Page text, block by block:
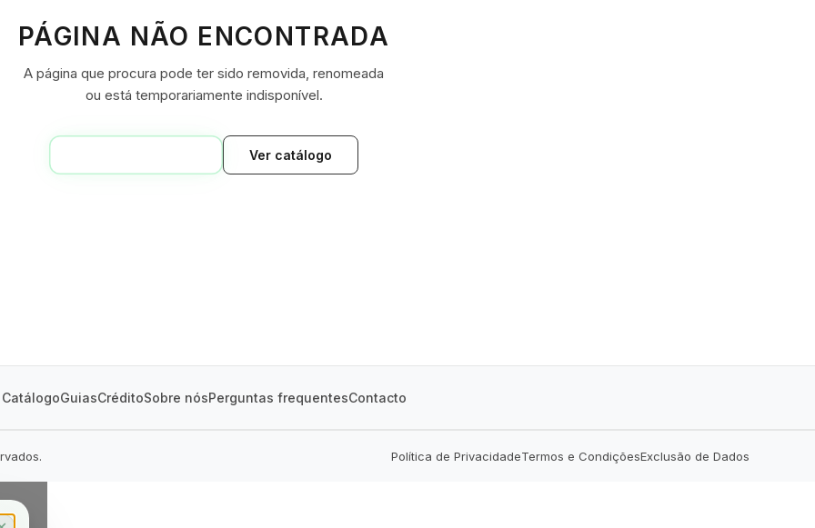
GREEN VILLAGE
PÁGINA NÃO ENCONTRADA
A página que procura pode ter sido removida, renomeada
ou está temporariamente indisponível.
Ver catálogo
CatálogoGuiasCréditoSobre nósPerguntas frequentesContacto
Política de PrivacidadeTermos e CondiçõesExclusão de Dados